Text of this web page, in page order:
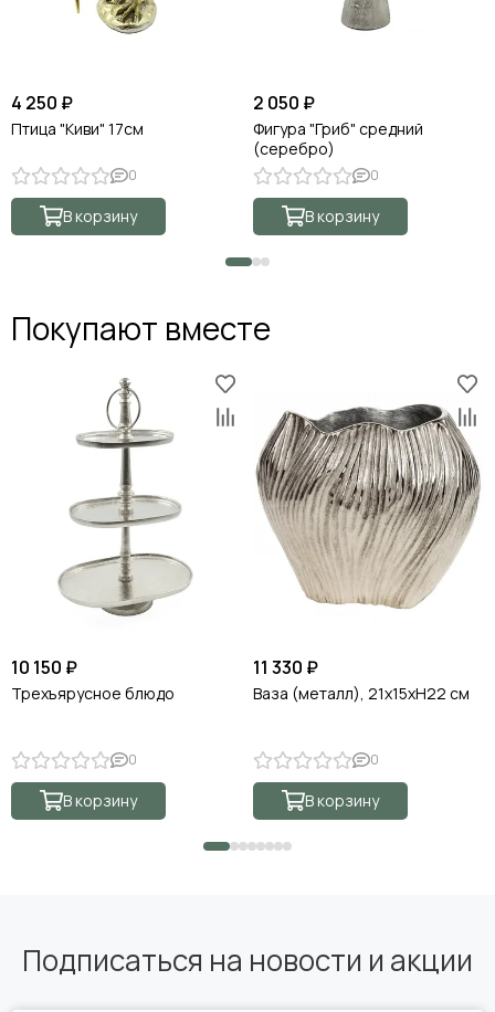
4 250 ₽
Птица "Киви" 17см
0
В корзину
2 050 ₽
Фигура "Гриб" средний
(серебро)
0
В корзину
Покупают вместе
10 150 ₽
Трехъярусное блюдо
0
В корзину
11 330 ₽
Ваза (металл), 21х15хН22 см
0
В корзину
Подписаться на новости и акции